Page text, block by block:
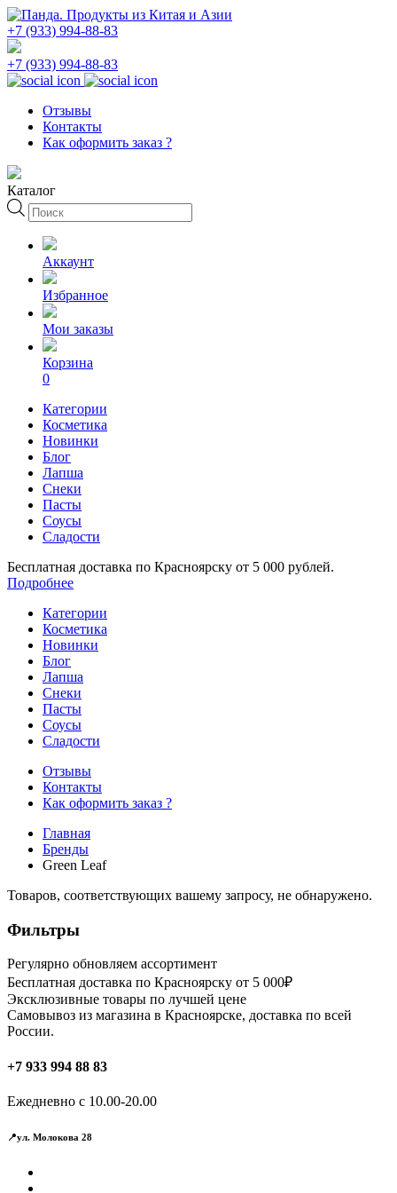
+7 (933) 994-88-83
+7 (933) 994-88-83
Отзывы
Контакты
Как оформить заказ ?
Каталог
Поиск
товаров
Аккаунт
Избранное
Мои заказы
Корзина
0
Категории
Косметика
Новинки
Блог
Лапша
Снеки
Пасты
Соусы
Сладости
Бесплатная доставка по Красноярску от 5 000 рублей.
Подробнее
Категории
Косметика
Новинки
Блог
Лапша
Снеки
Пасты
Соусы
Сладости
Отзывы
Контакты
Как оформить заказ ?
Главная
Бренды
Green Leaf
Товаров, соответствующих вашему запросу, не обнаружено.
Фильтры
Регулярно обновляем ассортимент
Бесплатная доставка по Красноярску от 5 000₽
Эксклюзивные товары по лучшей цене
Самовывоз из магазина в Красноярске, доставка по всей
России.
+7 933 994 88 83
Ежедневно с 10.00-20.00
📍ул. Молокова 28